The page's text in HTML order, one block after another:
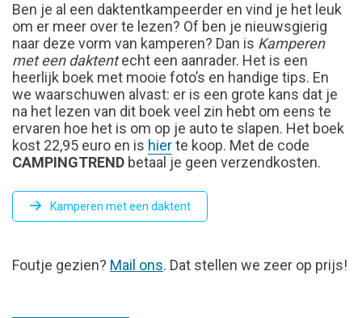
Ben je al een daktentkampeerder en vind je het leuk
om er meer over te lezen? Of ben je nieuwsgierig
naar deze vorm van kamperen? Dan is Kamperen
met een daktentecht een aanrader. Het is een
heerlijk boek met mooie foto’s en handige tips. En
we waarschuwen alvast: er is een grote kans dat je
na het lezen van dit boek veel zin hebt om eens te
ervaren hoe het is om op je auto te slapen. Het boek
kost 22,95 euro en is hierte koop. Met de code
CAMPINGTREND betaal je geen verzendkosten.
Kamperen met een daktent
FOUTJE
Foutje gezien? Mail ons. Dat stellen we zeer op prijs!